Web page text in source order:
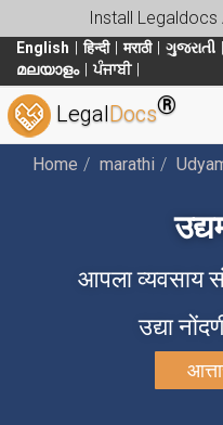
Install Legaldocs
English हिन्दी मराठी ગુજરાતી
മലയാളം
ਪੰਜਾਬੀ
LegalDocs®
Home marathi
आपला व्यवसाय
उद्या